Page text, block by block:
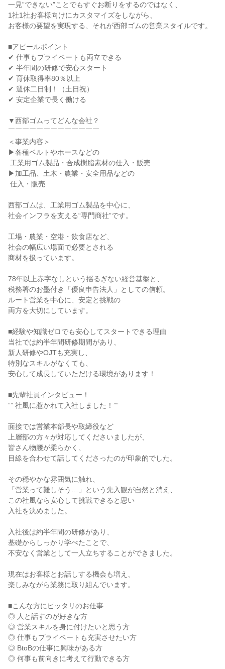
一見”できない”ことでもすぐお断りをするのではなく、
1社1社お客様向けにカスタマイズをしながら、
お客様の要望を実現する、それが西部ゴムの営業スタイルです。
■アピールポイント
✔ 仕事もプライベートも両立できる
✔ 半年間の研修で安心スタート
✔ 育休取得率80％以上
✔ 週休二日制！（土日祝）
✔ 安定企業で長く働ける
▼西部ゴムってどんな会社？
￣￣￣￣￣￣￣￣￣￣￣￣￣
＜事業内容＞
▶各種ベルトやホースなどの
▶加工品、土木・農業・安全用品などの
西部ゴムは、工業用ゴム製品を中心に、
社会インフラを支える“専門商社”です。
工場・農業・空港・飲食店など、
社会の幅広い場面で必要とされる
商材を扱っています。
78年以上赤字なしという揺るぎない経営基盤と、
税務署のお墨付き「優良申告法人」としての信頼。
ルート営業を中心に、安定と挑戦の
両方を大切にしています。
■経験や知識ゼロでも安心してスタートできる理由
当社では約半年間研修期間があり、
新人研修やOJTも充実し、
特別なスキルがなくても、
安心して成長していただける環境があります！
■先輩社員インタビュー！
”” 社風に惹かれて入社しました！””
面接では営業本部長や取締役など
上層部の方々が対応してくださいましたが、
皆さん物腰が柔らかく、
目線を合わせて話してくださったのが印象的でした。
その穏やかな雰囲気に触れ、
「営業って難しそう…」という先入観が自然と消え、
この社風なら安心して挑戦できると思い
入社を決めました。
入社後は約半年間の研修があり、
基礎からしっかり学べたことで、
不安なく営業として一人立ちすることができました。
現在はお客様とお話しする機会も増え、
楽しみながら業務に取り組んでいます。
■こんな方にピッタリのお仕事
◎ 人と話すのが好きな方
◎ 営業スキルを身に付けたいと思う方
◎ 仕事もプライベートも充実させたい方
◎ BtoBの仕事に興味がある方
◎ 何事も前向きに考えて行動できる方